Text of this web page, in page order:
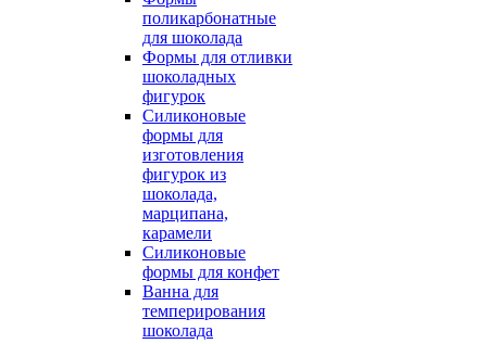
поликарбонатные
для шоколада
Формы для отливки
шоколадных
фигурок
Силиконовые
формы для
изготовления
фигурок из
шоколада,
марципана,
карамели
Силиконовые
формы для конфет
Ванна для
темперирования
шоколада